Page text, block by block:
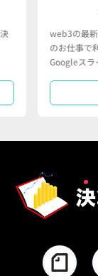
web3の最
のお仕事で
Googleスラ